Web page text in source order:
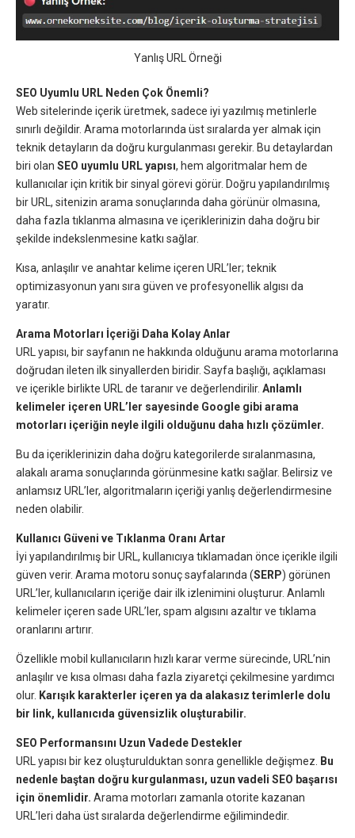
Yanlış URL Örneği
SEO Uyumlu URL Neden Çok Önemli?
Web sitelerinde içerik üretmek, sadece iyi yazılmış metinlerle
sınırlı değildir. Arama motorlarında üst sıralarda yer almak için
teknik detayların da doğru kurgulanması gerekir. Bu detaylardan
biri olan SEO uyumlu URL yapısı, hem algoritmalar hem de
kullanıcılar için kritik bir sinyal görevi görür. Doğru yapılandırılmış
bir URL, sitenizin arama sonuçlarında daha görünür olmasına,
daha fazla tıklanma almasına ve içeriklerinizin daha doğru bir
şekilde indekslenmesine katkı sağlar.
Kısa, anlaşılır ve anahtar kelime içeren URL’ler; teknik
optimizasyonun yanı sıra güven ve profesyonellik algısı da
yaratır.
Arama Motorları İçeriği Daha Kolay Anlar
URL yapısı, bir sayfanın ne hakkında olduğunu arama motorlarına
doğrudan ileten ilk sinyallerden biridir. Sayfa başlığı, açıklaması
ve içerikle birlikte URL de taranır ve değerlendirilir. Anlamlı
kelimeler içeren URL’ler sayesinde Google gibi arama
motorları içeriğin neyle ilgili olduğunu daha hızlı çözümler.
Bu da içeriklerinizin daha doğru kategorilerde sıralanmasına,
alakalı arama sonuçlarında görünmesine katkı sağlar. Belirsiz ve
anlamsız URL’ler, algoritmaların içeriği yanlış değerlendirmesine
neden olabilir.
Kullanıcı Güveni ve Tıklanma Oranı Artar
İyi yapılandırılmış bir URL, kullanıcıya tıklamadan önce içerikle ilgili
güven verir. Arama motoru sonuç sayfalarında (SERP) görünen
URL’ler, kullanıcıların içeriğe dair ilk izlenimini oluşturur. Anlamlı
kelimeler içeren sade URL’ler, spam algısını azaltır ve tıklama
oranlarını artırır.
Özellikle mobil kullanıcıların hızlı karar verme sürecinde, URL’nin
anlaşılır ve kısa olması daha fazla ziyaretçi çekilmesine yardımcı
olur. Karışık karakterler içeren ya da alakasız terimlerle dolu
bir link, kullanıcıda güvensizlik oluşturabilir.
SEO Performansını Uzun Vadede Destekler
URL yapısı bir kez oluşturulduktan sonra genellikle değişmez. Bu
nedenle baştan doğru kurgulanması, uzun vadeli SEO başarısı
için önemlidir. Arama motorları zamanla otorite kazanan
URL’leri daha üst sıralarda değerlendirme eğilimindedir.